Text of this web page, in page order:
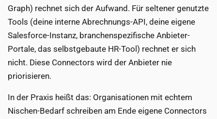
Graph) rechnet sich der Aufwand. Für seltener genutzte
Tools (deine interne Abrechnungs-API, deine eigene
Salesforce-Instanz, branchenspezifische Anbieter-
Portale, das selbstgebaute HR-Tool) rechnet er sich
nicht. Diese Connectors wird der Anbieter nie
priorisieren.
In der Praxis heißt das: Organisationen mit echtem
Nischen-Bedarf schreiben am Ende eigene Connectors